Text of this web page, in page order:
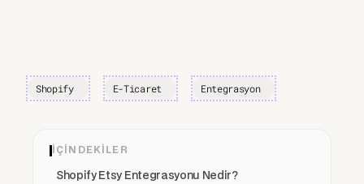
Shopify E-Ticaret Entegrasyon
İÇINDEKILER
Shopify Etsy Entegrasyonu Nedir?